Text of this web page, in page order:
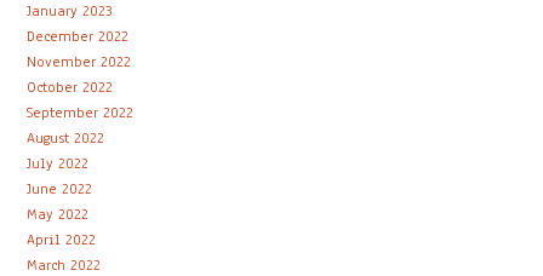
January 2023
December 2022
November 2022
October 2022
September 2022
August 2022
July 2022
June 2022
May 2022
April 2022
March 2022